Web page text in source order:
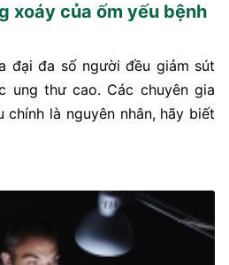
xoáy của ốm yếu bệnh
đại đa số người đều giảm sút
ung thư cao. Các chuyên gia
chính là nguyên nhân, hãy biết